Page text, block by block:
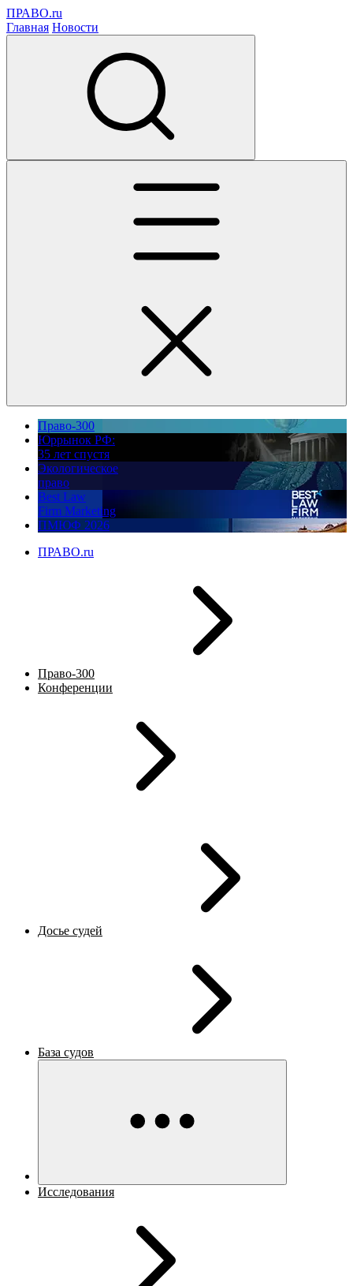
ПРАВО.ru
Главная Новости
Право-300
Юррынок РФ:
35 лет спустя
Экологическое
право
Best Law
Firm Marketing
ПМЮФ 2026
ПРАВО.ru
Право-300
Конференции
Досье судей
База судов
Исследования